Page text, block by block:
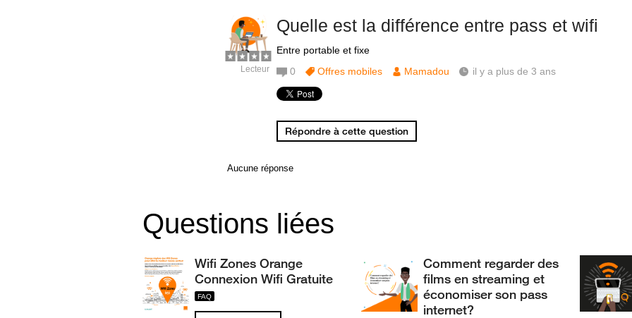
Quelle est la différence entre pass et wifi
Entre portable et fixe
Lecteur 0 Offres mobiles Mamadou il y a plus de 3 ans
Répondre à cette question
Aucune réponse
Questions liées
Wifi Zones Orange
Connexion Wifi Gratuite
Comment regarder des
films en streaming et
économiser son pass
internet?